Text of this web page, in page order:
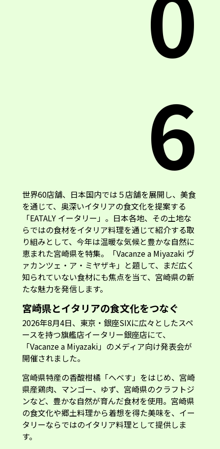
6
世界60店舗、日本国内では５店舗を展開し、美食
を通じて、奥深いイタリアの食文化を提案する
「EATALY イータリー」。日本各地、その土地な
らではの食材をイタリア料理を通じて紹介する取
り組みとして、今年は温暖な気候と豊かな自然に
恵まれた宮崎県を特集。「Vacanze a Miyazaki ヴ
ァカンツェ・ア・ミヤザキ」と題して、まだ広く
知られていない食材にも焦点を当て、宮崎県の新
たな魅力を発信します。
宮崎県とイタリアの食文化をつなぐ
2026年8月4日、東京・銀座SIXに広々としたスペ
ースを持つ旗艦店イータリー銀座店にて、
「Vacanze a Miyazaki」のメディア向け発表会が
開催されました。
宮崎県特産の香酸柑橘「へべす」をはじめ、宮崎
県産鶏肉、マンゴー、ゆず、宮崎県のクラフトジ
ンなど、豊かな自然が育んだ食材を使用。宮崎県
の食文化や郷土料理から着想を得た美味を、イー
タリーならではのイタリア料理として提供しま
す。